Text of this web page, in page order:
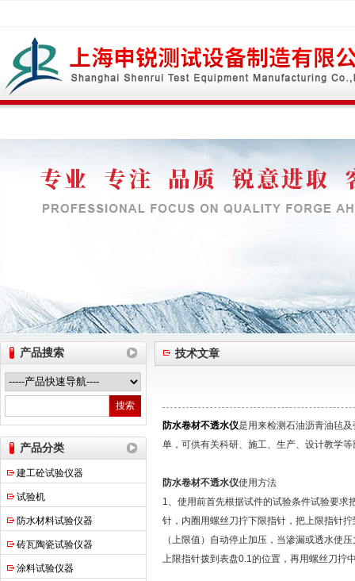
上海申锐测试设备制造有限公司
产品搜索
产品分类
建工砼试验仪器
试验机
防水材料试验仪器
砖瓦陶瓷试验仪器
涂料试验仪器
技术文章
防水卷材不透水仪是用来检测石油沥青油毡
单，可供有关科研、施工、生产、设计教学
防水卷材不透水仪使用方法
1、使用前首先根据试件的试验条件试验要
针，内圈用螺丝刀拧下限指针，把上限指针
（上限值）自动停止加压，当渗漏或透水使
上限指针拨到表盘0.1的位置，再用螺丝刀拧